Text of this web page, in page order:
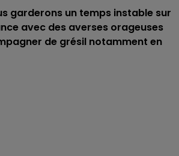
garderons un temps instable sur
avec des averses orageuses
de grésil notamment en